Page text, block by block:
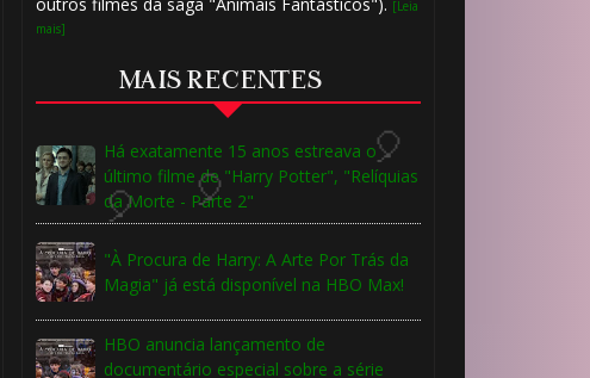
[Leia
mais]
MAIS RECENTES
Há exatamente 15 anos estreava o
último filme de "Harry Potter", "Relíquias
da Morte - Parte 2"
"À Procura de Harry: A Arte Por Trás da
Magia" já está disponível na HBO Max!
HBO anuncia lançamento de
documentário especial sobre a série
⚡
🎈